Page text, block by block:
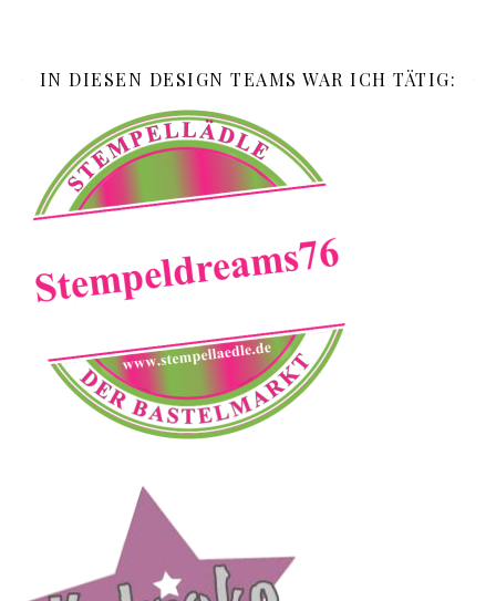
IN DIESEN DESIGN TEAMS WAR ICH TÄTIG: